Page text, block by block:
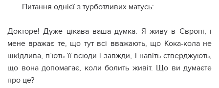
Питання однієї з турботливих матусь:
Докторе! Дуже цікава ваша думка. Я живу в Європі, і
мене вражає те, що тут всі вважають, що Кока-кола не
шкідлива, п’ють її всюди і завжди, і навіть стверджують,
що вона допомагає, коли болить живіт. Що ви думаєте
про це?